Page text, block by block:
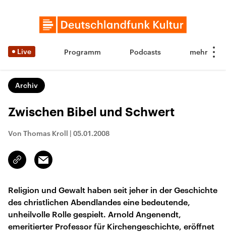
Live Programm Podcasts
Archiv
Zwischen Bibel und Schwert
Von Thomas Kroll | 05.01.2008
Link
kopieren/teilen
Email
Religion und Gewalt haben seit jeher in der Geschichte
des christlichen Abendlandes eine bedeutende,
unheilvolle Rolle gespielt. Arnold Angenendt,
emeritierter Professor für Kirchengeschichte, eröffnet